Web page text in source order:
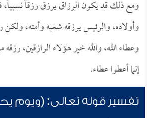
ومع ذلك قد يكون الرزاق يرزق رزقاً نسبياً،
وأولاده، والرئيس يرزقه شعبه وأمته،
وعطاء الله، والله خير هؤلاء الرازقين،
إنما أعطوا عطاء.
تفسير قوله تعالى: (ويوم